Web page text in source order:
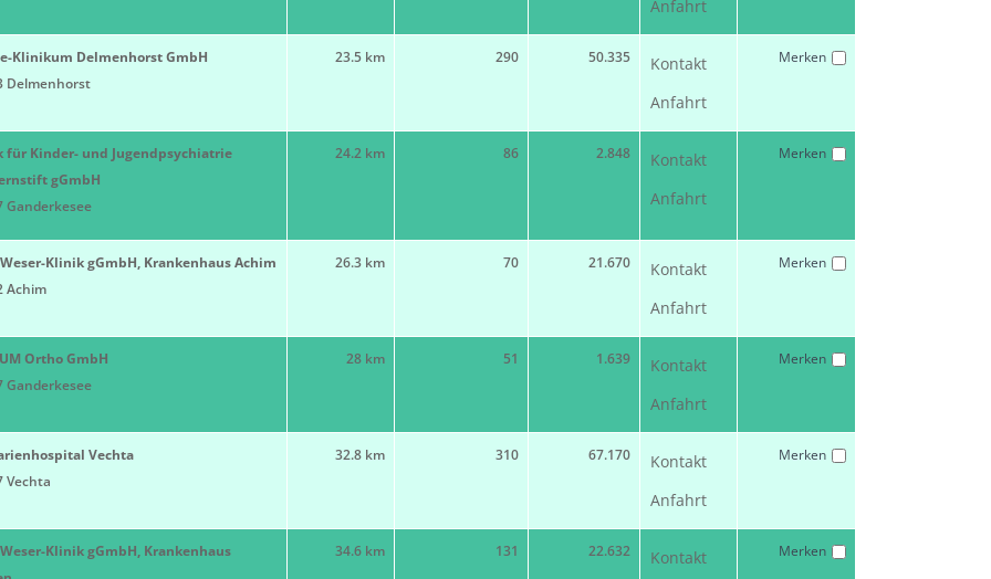
Anfahrt
Klinikum Delmenhorst GmbH
Delmenhorst
23.5 km 290 50.335
Kontakt
Anfahrt
Merken
für Kinder- und Jugendpsychiatrie
gGmbH
Ganderkesee
24.2 km 86 2.848
Kontakt
Anfahrt
Merken
Klinik gGmbH, Krankenhaus Achim
Achim
26.3 km 70 21.670
Kontakt
Anfahrt
Merken
Ortho GmbH
Ganderkesee
28 km 51 1.639
Kontakt
Anfahrt
Merken
Vechta
Vechta
32.8 km 310 67.170
Kontakt
Anfahrt
Merken
Klinik gGmbH, Krankenhaus
34.6 km 131 22.632 Kontakt Merken